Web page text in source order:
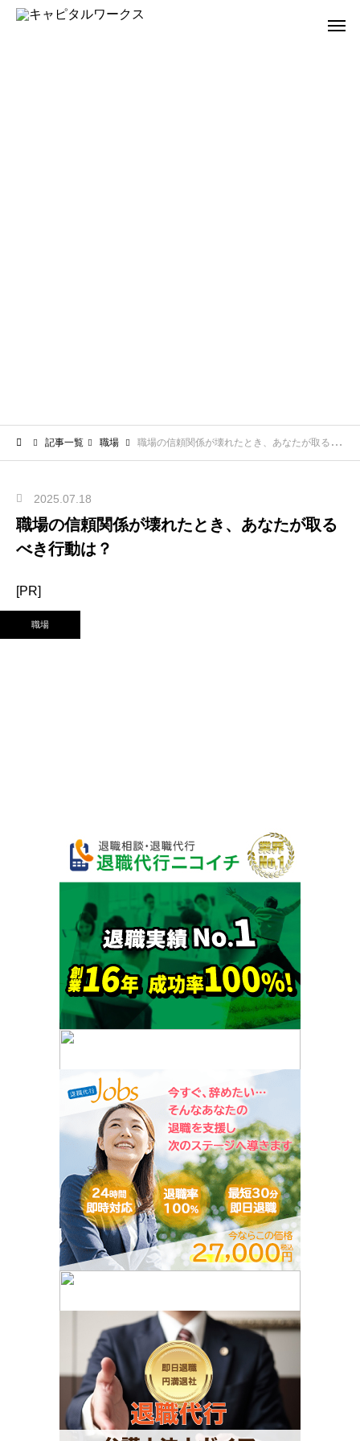
記事一覧 職場 職場の信頼関係が壊れたとき、あなたが取るべき行動は？
2025.07.18
職場の信頼関係が壊れたとき、あなたが取る
べき行動は？
[PR]
職場